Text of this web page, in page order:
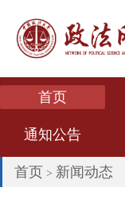
首页
通知公告
专题专栏
首页 > 新闻动态